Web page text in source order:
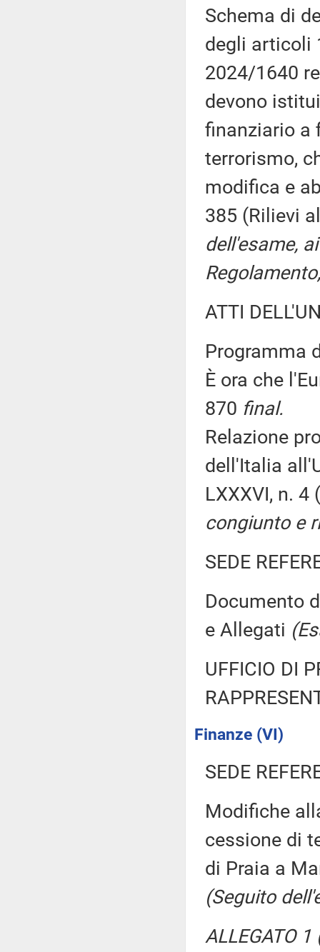
Schema di
degli articoli
2024/1640
devono
finanziario a
terrorismo,
modifica e
385 (Rilievi
dell'esame,
ATTI
Programma
È ora che
870 final.
Relazione
dell'Italia
LXXXVI, n.
congiunto e
SEDE
Documento
e Allegati
UFFICIO DI
Finanze (VI)
SEDE
Modifiche
cessione di
di Praia a
(Seguito
ALLEGATO